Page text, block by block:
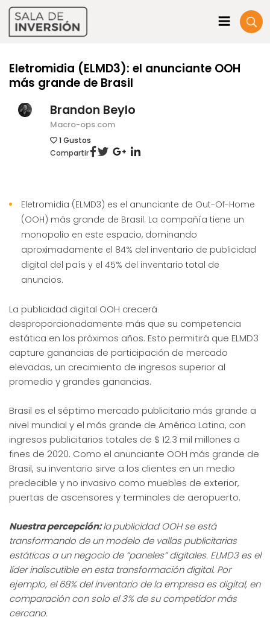
Eletromidia (ELMD3): el anunciante OOH
más grande de Brasil
Brandon Beylo
Macro-ops.com
1Gustos
Compartir
Eletromidia (ELMD3) es el anunciante de Out-Of-Home
(OOH) más grande de Brasil. La compañía tiene un
monopolio en este espacio, dominando
aproximadamente el 84% del inventario de publicidad
digital del país y el 45% del inventario total de
anuncios.
La publicidad digital OOH crecerá
desproporcionadamente más que su competencia
estática en los próximos años. Esto permitirá que ELMD3
capture ganancias de participación de mercado
elevadas, un crecimiento de ingresos superior al
promedio y grandes ganancias.
Brasil es el séptimo mercado publicitario más grande a
nivel mundial y el más grande de América Latina, con
ingresos publicitarios totales de $ 12.3 mil millones a
fines de 2020. Como el anunciante OOH más grande de
Brasil, su inventario sirve a los clientes en un medio
predecible y no invasivo como muebles de exterior,
puertas de ascensores y terminales de aeropuerto.
Nuestra percepción:lapublicidad OOH se está
transformando de un modelo de vallas publicitarias
estáticas a un negocio de “paneles” digitales. ELMD3 es el
líder indiscutible en esta transformación digital. Por
ejemplo, el 68% del inventario de la empresa es digital, en
comparación con solo el 3% de su competidor más
cercano.